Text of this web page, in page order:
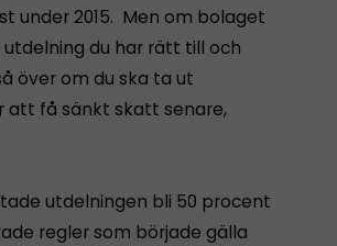
under 2015. Men om bolaget
du har rätt till och
över om du ska ta ut
att få sänkt skatt senare,
utdelningen bli 50 procent
regler som började gälla